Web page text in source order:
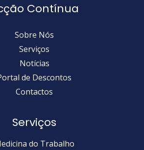
Contínua
Sobre Nós
Serviços
Notícias
de Descontos
Contactos
Serviços
do Trabalho